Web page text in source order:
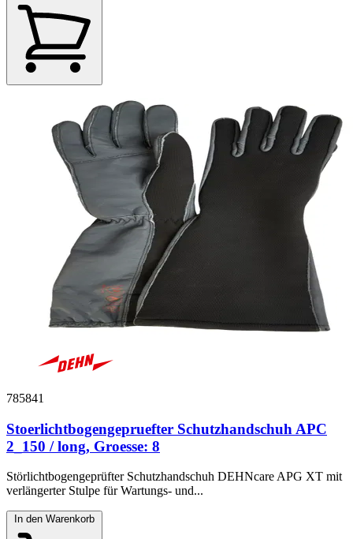
785841
Stoerlichtbogengepruefter Schutzhandschuh APC
2_150 / long, Groesse: 8
Störlichtbogengeprüfter Schutzhandschuh DEHNcare APG XT mit
verlängerter Stulpe für Wartungs- und...
In den Warenkorb